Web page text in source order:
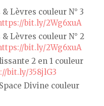
Lèvres couleur N° 3
bit.ly/2Wg6xuA
Lèvres couleur N° 2
bit.ly/2Wg6xuA
2 en 1 couleur
bit.ly/358jlG3
Divine couleur